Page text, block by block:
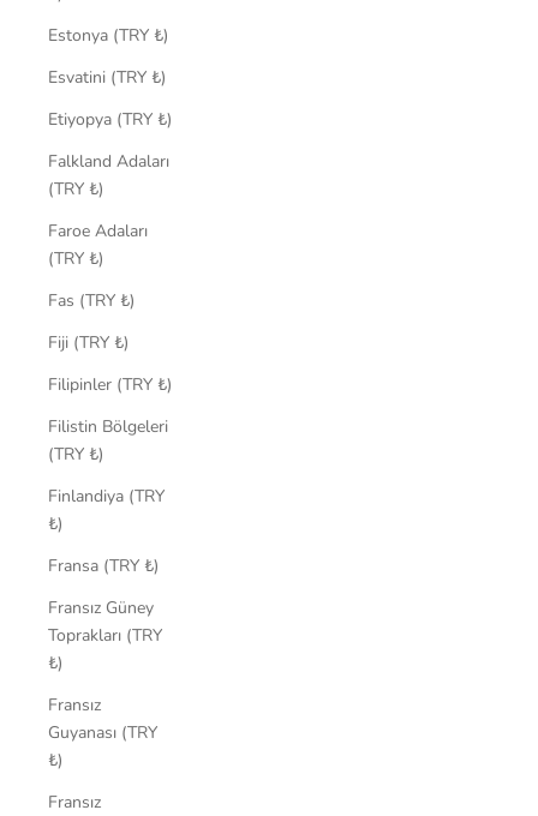
Estonya (TRY ₺)
Esvatini (TRY ₺)
Etiyopya (TRY ₺)
Falkland Adaları
(TRY ₺)
Faroe Adaları
(TRY ₺)
Fas (TRY ₺)
Fiji (TRY ₺)
Filipinler (TRY ₺)
Filistin Bölgeleri
(TRY ₺)
Finlandiya (TRY
₺)
Fransa (TRY ₺)
Fransız Güney
Toprakları (TRY
₺)
Fransız
Guyanası (TRY
₺)
Fransız